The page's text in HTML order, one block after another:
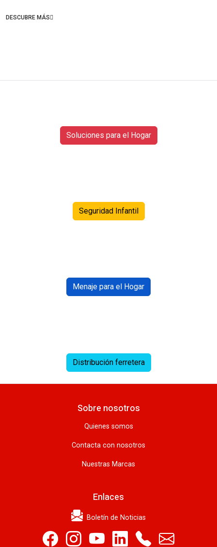
DESCUBRE MÁS
Soluciones para el Hogar
Seguridad Infantil
Menaje para el Hogar
Distribución ferretera
Sobre nosotros
Quienes somos
Contacta con nosotros
Nuestras Marcas
Enlaces
Boletín de Noticias